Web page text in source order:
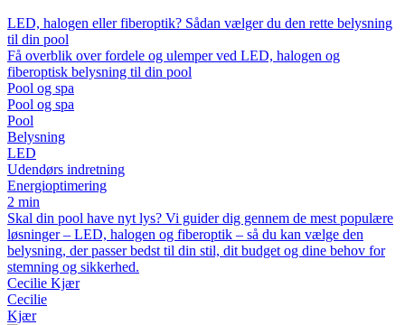
LED, halogen eller fiberoptik? Sådan vælger du den rette belysning
til din pool
Få overblik over fordele og ulemper ved LED, halogen og
fiberoptisk belysning til din pool
Pool og spa
Pool og spa
Pool
Belysning
LED
Udendørs indretning
Energioptimering
2 min
Skal din pool have nyt lys? Vi guider dig gennem de mest populære
løsninger – LED, halogen og fiberoptik – så du kan vælge den
belysning, der passer bedst til din stil, dit budget og dine behov for
stemning og sikkerhed.
Cecilie Kjær
Cecilie
Kjær